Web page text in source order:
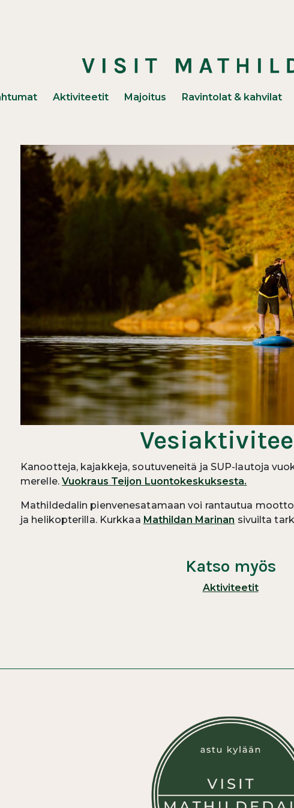
uuteen ikkunaan)
Aktiviteetit Majoitus Ravintolat & kahvilat
Kanootteja, kajakkeja, soutuveneitä ja SUP-lautoja
merelle. Vuokraus Teijon Luontokeskuksesta.
Mathildedalin pienvenesatamaan voi rantautua
ja helikopterilla. Kurkkaa Mathildan Marinan sivuilta
Katso myös
Aktiviteetit